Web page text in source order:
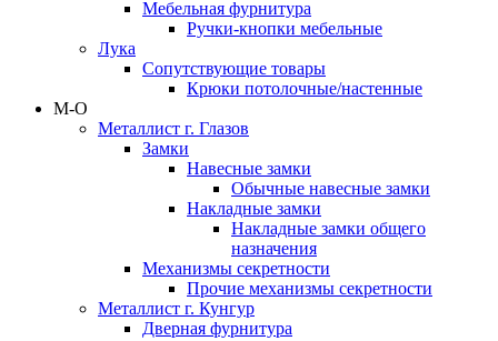
Мебельная фурнитура
Ручки-кнопки мебельные
Лука
Сопутствующие товары
Крюки потолочные/настенные
М-О
Металлист г. Глазов
Замки
Навесные замки
Обычные навесные замки
Накладные замки
Накладные замки общего
назначения
Механизмы секретности
Прочие механизмы секретности
Металлист г. Кунгур
Дверная фурнитура